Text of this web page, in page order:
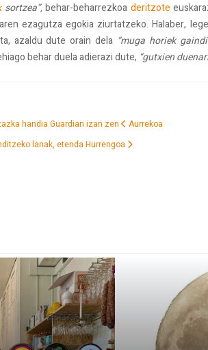
sortzea”,behar-beharrezkoa deritzote
ezagutza egokia ziurtatzeko. Halaber,
azaldu dute orain dela “muga horiek
behar duela adierazi dute, “gutxien
handia Guardian izan zen
Aurrekoa
lanak, etenda Hurrengoa